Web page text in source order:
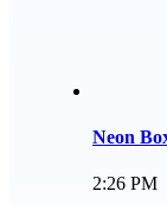
Neon
2:26 PM